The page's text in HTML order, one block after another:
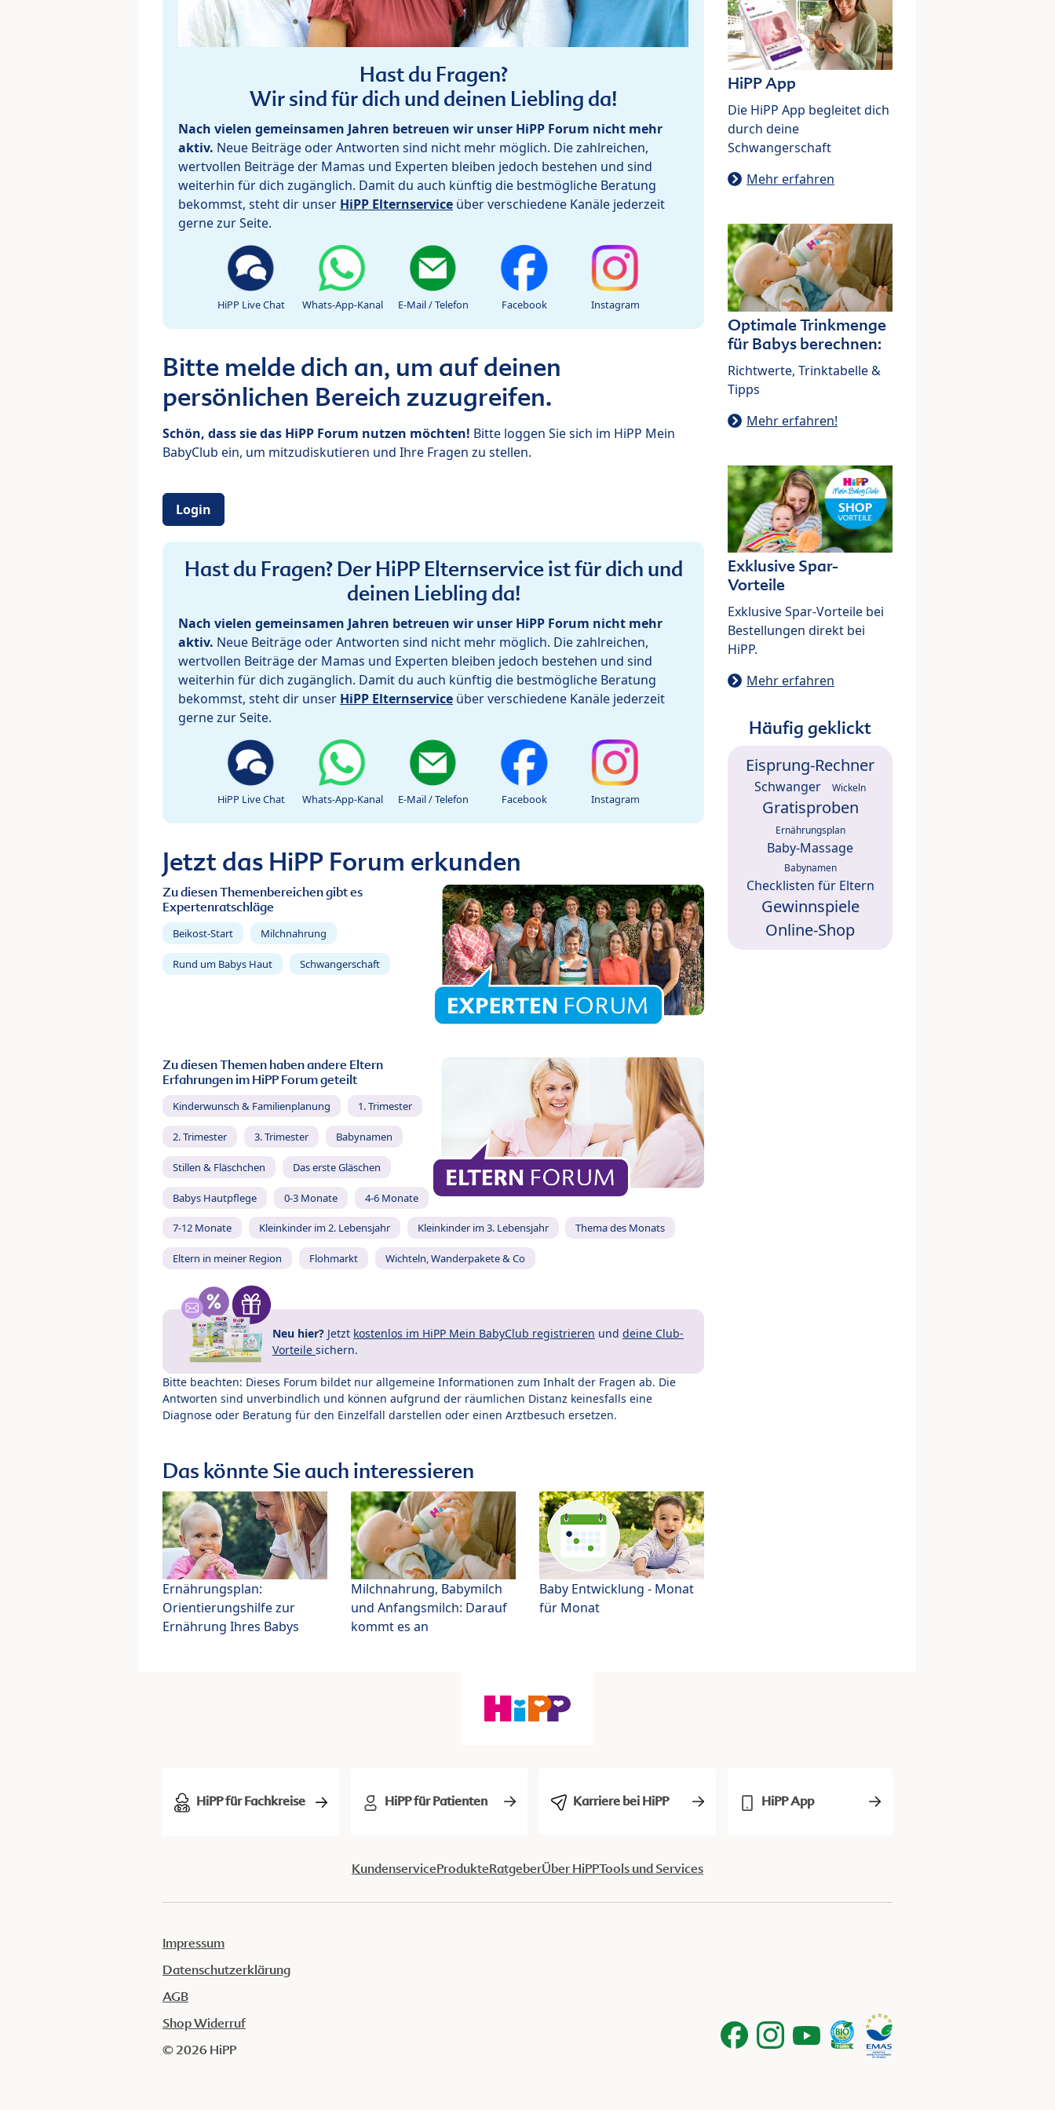
Hast du Fragen?
Wir sind für dich und deinen Liebling da!
Nach vielen gemeinsamen Jahren betreuen wir unser HiPP Forum nicht mehr
aktiv. Neue Beiträge oder Antworten sind nicht mehr möglich. Die zahlreichen,
wertvollen Beiträge der Mamas und Experten bleiben jedoch bestehen und sind
weiterhin für dich zugänglich. Damit du auch künftig die bestmögliche Beratung
bekommst, steht dir unser HiPP Elternservice über verschiedene Kanäle jederzeit
gerne zur Seite.
HiPP Live Chat Whats-App-Kanal E-Mail / Telefon Facebook Instagram
Bitte melde dich an, um auf deinen
persönlichen Bereich zuzugreifen.
Schön, dass sie das HiPP Forum nutzen möchten! Bitte loggen Sie sich im HiPP Mein
BabyClub ein, um mitzudiskutieren und Ihre Fragen zu stellen.
Login
Hast du Fragen? Der HiPP Elternservice ist für dich und
deinen Liebling da!
Nach vielen gemeinsamen Jahren betreuen wir unser HiPP Forum nicht mehr
aktiv. Neue Beiträge oder Antworten sind nicht mehr möglich. Die zahlreichen,
wertvollen Beiträge der Mamas und Experten bleiben jedoch bestehen und sind
weiterhin für dich zugänglich. Damit du auch künftig die bestmögliche Beratung
bekommst, steht dir unser HiPP Elternservice über verschiedene Kanäle jederzeit
gerne zur Seite.
HiPP Live Chat Whats-App-Kanal E-Mail / Telefon Facebook Instagram
Jetzt das HiPP Forum erkunden
Zu diesen Themenbereichen gibt es
Expertenratschläge
Beikost-Start Milchnahrung
Rund um Babys Haut Schwangerschaft
Zu diesen Themen haben andere Eltern
Erfahrungen im HiPP Forum geteilt
Kinderwunsch & Familienplanung 1. Trimester
2. Trimester 3. Trimester Babynamen
Stillen & Fläschchen Das erste Gläschen
Babys Hautpflege 0-3 Monate 4-6 Monate
7-12 Monate Kleinkinder im 2. Lebensjahr Kleinkinder im 3. Lebensjahr Thema des Monats
Eltern in meiner Region Flohmarkt Wichteln, Wanderpakete & Co
Neu hier? Jetzt kostenlos im HiPP Mein BabyClub registrieren und deine Club-
Vorteile sichern.
Bitte beachten: Dieses Forum bildet nur allgemeine Informationen zum Inhalt der Fragen ab. Die
Antworten sind unverbindlich und können aufgrund der räumlichen Distanz keinesfalls eine
Diagnose oder Beratung für den Einzelfall darstellen oder einen Arztbesuch ersetzen.
Das könnte Sie auch interessieren
Ernährungsplan:
Orientierungshilfe zur
Ernährung Ihres Babys
Milchnahrung, Babymilch
und Anfangsmilch: Darauf
kommt es an
Baby Entwicklung - Monat
für Monat
HiPP App
Die HiPP App begleitet dich
durch deine
Schwangerschaft
Mehr erfahren
Optimale Trinkmenge
für Babys berechnen:
Richtwerte, Trinktabelle &
Tipps
Mehr erfahren!
Exklusive Spar-
Vorteile
Exklusive Spar-Vorteile bei
Bestellungen direkt bei
HiPP.
Mehr erfahren
Häufig geklickt
Eisprung-Rechner
Schwanger Wickeln
Gratisproben
Ernährungsplan
Baby-Massage
Babynamen
Checklisten für Eltern
Gewinnspiele
Online-Shop
HiPP für Fachkreise HiPP für Patienten Karriere bei HiPP HiPP App
KundenserviceProdukteRatgeberÜber HiPPTools und Services
Impressum
Datenschutzerklärung
AGB
Shop Widerruf
© 2026 HiPP